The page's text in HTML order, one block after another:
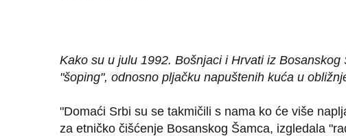
Kako su u julu 1992. Bošnjaci i Hrvati iz
"šoping", odnosno pljačku napuštenih kuća u
"Domaći Srbi su se takmičili s nama ko će više
za etničko čišćenje Bosanskog Šamca, izgledala